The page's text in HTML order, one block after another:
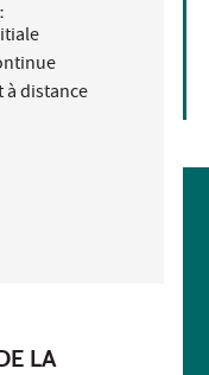
à distance
LA